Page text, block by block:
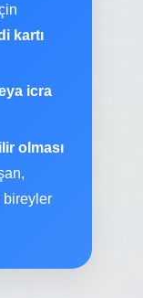
kartı
icra
olması
bireyler